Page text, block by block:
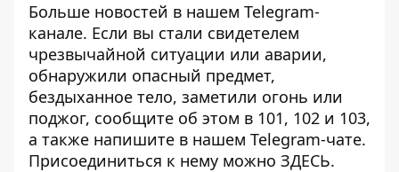
Больше новостей в нашем Telegram-
канале. Если вы стали свидетелем
чрезвычайной ситуации или аварии,
обнаружили опасный предмет,
бездыханное тело, заметили огонь или
поджог, сообщите об этом в 101, 102 и 103,
а также напишите в нашем Telegram-чате.
Присоединиться к нему можно ЗДЕСЬ.